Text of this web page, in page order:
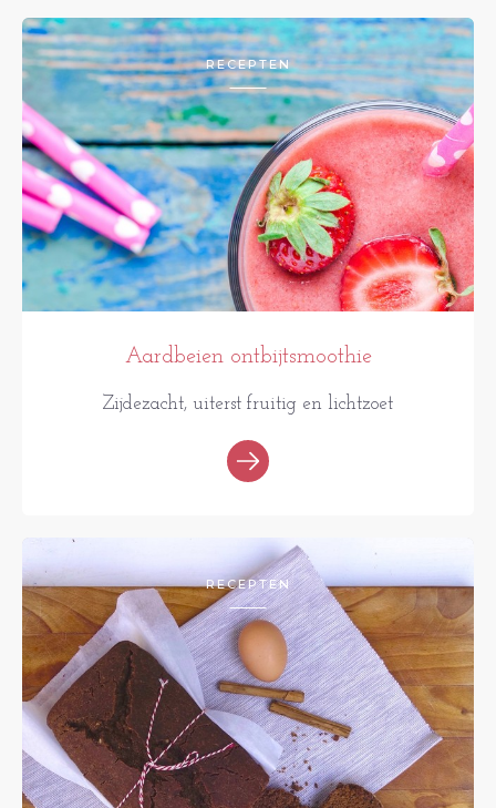
RECEPTEN
Aardbeien ontbijtsmoothie
Zijdezacht, uiterst fruitig en lichtzoet
RECEPTEN